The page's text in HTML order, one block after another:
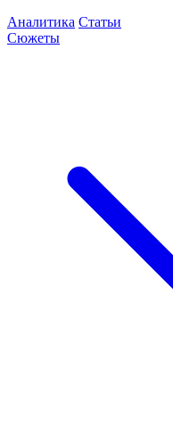
Аналитика Статьи
Сюжеты